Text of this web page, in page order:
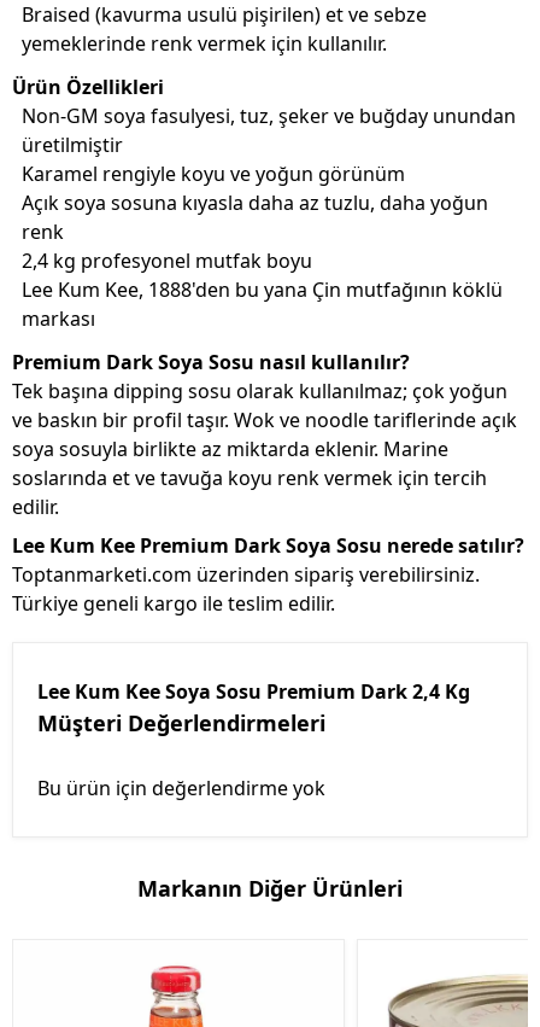
Braised (kavurma usulü pişirilen) et ve sebze
yemeklerinde renk vermek için kullanılır.
Ürün Özellikleri
Non-GM soya fasulyesi, tuz, şeker ve buğday unundan
üretilmiştir
Karamel rengiyle koyu ve yoğun görünüm
Açık soya sosuna kıyasla daha az tuzlu, daha yoğun
renk
2,4 kg profesyonel mutfak boyu
Lee Kum Kee, 1888'den bu yana Çin mutfağının köklü
markası
Premium Dark Soya Sosu nasıl kullanılır?
Tek başına dipping sosu olarak kullanılmaz; çok yoğun
ve baskın bir profil taşır. Wok ve noodle tariflerinde açık
soya sosuyla birlikte az miktarda eklenir. Marine
soslarında et ve tavuğa koyu renk vermek için tercih
edilir.
Lee Kum Kee Premium Dark Soya Sosu nerede satılır?
Toptanmarketi.com üzerinden sipariş verebilirsiniz.
Türkiye geneli kargo ile teslim edilir.
Lee Kum Kee Soya Sosu Premium Dark 2,4 Kg
Müşteri Değerlendirmeleri
Bu ürün için değerlendirme yok
Markanın Diğer Ürünleri